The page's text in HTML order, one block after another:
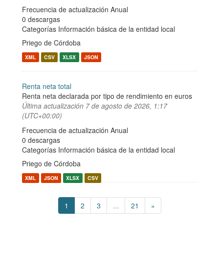
Frecuencia de actualización Anual
0 descargas
Categorías Información básica de la entidad local
Priego de Córdoba
XML CSV XLSX JSON
Renta neta total
Renta neta declarada por tipo de rendimiento en euros
Última actualización 7 de agosto de 2026, 1:17
(UTC+00:00)
Frecuencia de actualización Anual
0 descargas
Categorías Información básica de la entidad local
Priego de Córdoba
XML JSON XLSX CSV
1 2 3 ... 21 »